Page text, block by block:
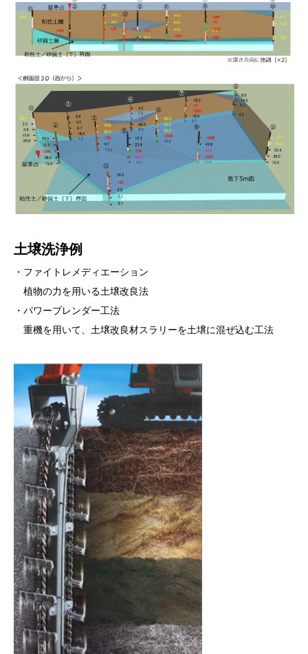
土壌洗浄例
・ファイトレメディエーション
植物の力を用いる土壌改良法
・パワーブレンダー工法
重機を用いて、土壌改良材スラリーを土壌に混ぜ込む工法